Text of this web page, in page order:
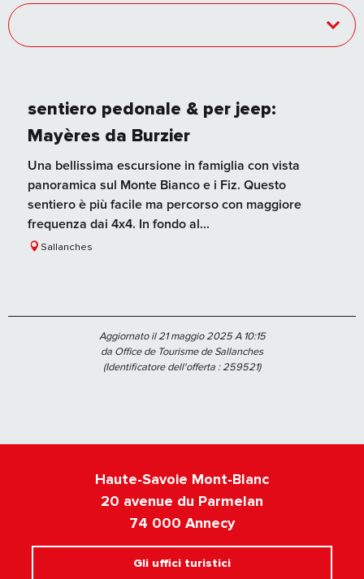
sentiero pedonale & per jeep:
Mayères da Burzier
Una bellissima escursione in famiglia con vista
panoramica sul Monte Bianco e i Fiz. Questo
sentiero è più facile ma percorso con maggiore
frequenza dai 4x4. In fondo al...
Sallanches
Aggiornato il 21 maggio 2025 A 10:15
da Office de Tourisme de Sallanches
(Identificatore dell'offerta :259521)
Haute-Savoie Mont-Blanc
20 avenue du Parmelan
74 000 Annecy
Gli uffici turistici